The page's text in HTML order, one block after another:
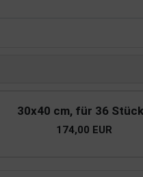
30x40 cm, für 36
174,00 EUR